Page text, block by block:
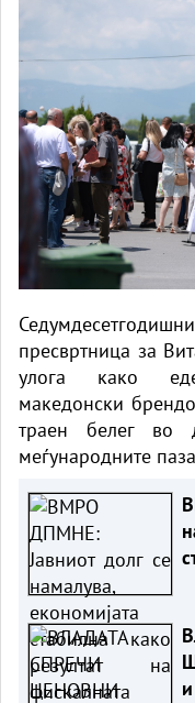
пресвртница за
улога како
македонски
траен белег во
меѓународните